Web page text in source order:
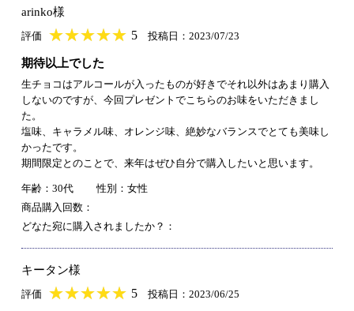
arinko様
評価 ★★★★★
★★★★★ 5 投稿日：2023/07/23
期待以上でした
生チョコはアルコールが入ったものが好きでそれ以外はあまり購入
しないのですが、今回プレゼントでこちらのお味をいただきまし
た。
塩味、キャラメル味、オレンジ味、絶妙なバランスでとても美味し
かったです。
期間限定とのことで、来年はぜひ自分で購入したいと思います。
年齢：30代
性別：女性
商品購入回数：
どなた宛に購入されましたか？：
キータン様
評価 ★★★★★
★★★★★ 5 投稿日：2023/06/25